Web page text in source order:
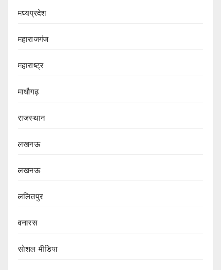
मध्यप्रदेश
महाराजगंज
महाराष्ट्र
माधौगढ़
राजस्थान
लखनऊ
लखनऊ
ललितपुर
वनारस
सोशल मीडिया